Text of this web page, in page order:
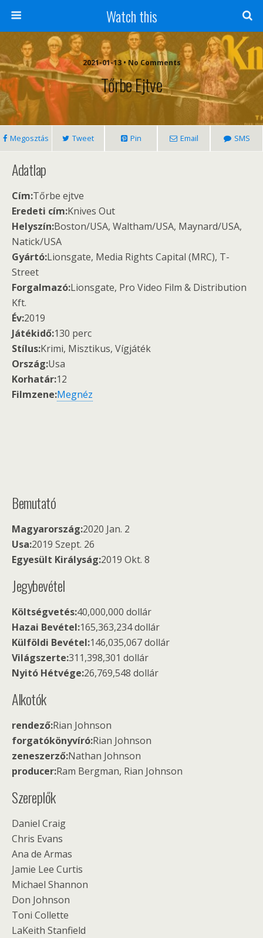
Watch this
2021-01-13 • No Comments
Tőrbe Ejtve
Megosztás Tweet Pin Email SMS
Adatlap
Cím:Tőrbe ejtve
Eredeti cím:Knives Out
Helyszín:Boston/USA, Waltham/USA, Maynard/USA,
Natick/USA
Gyártó:Lionsgate, Media Rights Capital (MRC), T-
Street
Forgalmazó:Lionsgate, Pro Video Film & Distribution
Kft.
Év:2019
Játékidő:130 perc
Stílus:Krimi, Misztikus, Vígjáték
Ország:Usa
Korhatár:12
Filmzene:Megnéz
Bemutató
Magyarország:2020 Jan. 2
Usa:2019 Szept. 26
Egyesült Királyság:2019 Okt. 8
Jegybevétel
Költségvetés:40,000,000 dollár
Hazai Bevétel:165,363,234 dollár
Külföldi Bevétel:146,035,067 dollár
Világszerte:311,398,301 dollár
Nyitó Hétvége:26,769,548 dollár
Alkotók
rendező:Rian Johnson
forgatókönyvíró:Rian Johnson
zeneszerző:Nathan Johnson
producer:Ram Bergman, Rian Johnson
Szereplők
Daniel Craig
Chris Evans
Ana de Armas
Jamie Lee Curtis
Michael Shannon
Don Johnson
Toni Collette
LaKeith Stanfield